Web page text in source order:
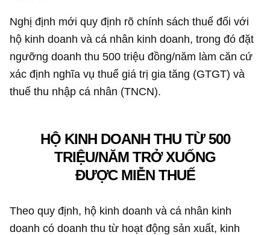
Nghị định mới quy định rõ chính sách thuế đối với
hộ kinh doanh và cá nhân kinh doanh, trong đó đặt
ngưỡng doanh thu 500 triệu đồng/năm làm căn cứ
xác định nghĩa vụ thuế giá trị gia tăng (GTGT) và
thuế thu nhập cá nhân (TNCN).
HỘ KINH DOANH THU TỪ 500
TRIỆU/NĂM TRỞ XUỐNG
ĐƯỢC MIỄN THUẾ
Theo quy định, hộ kinh doanh và cá nhân kinh
doanh có doanh thu từ hoạt động sản xuất, kinh